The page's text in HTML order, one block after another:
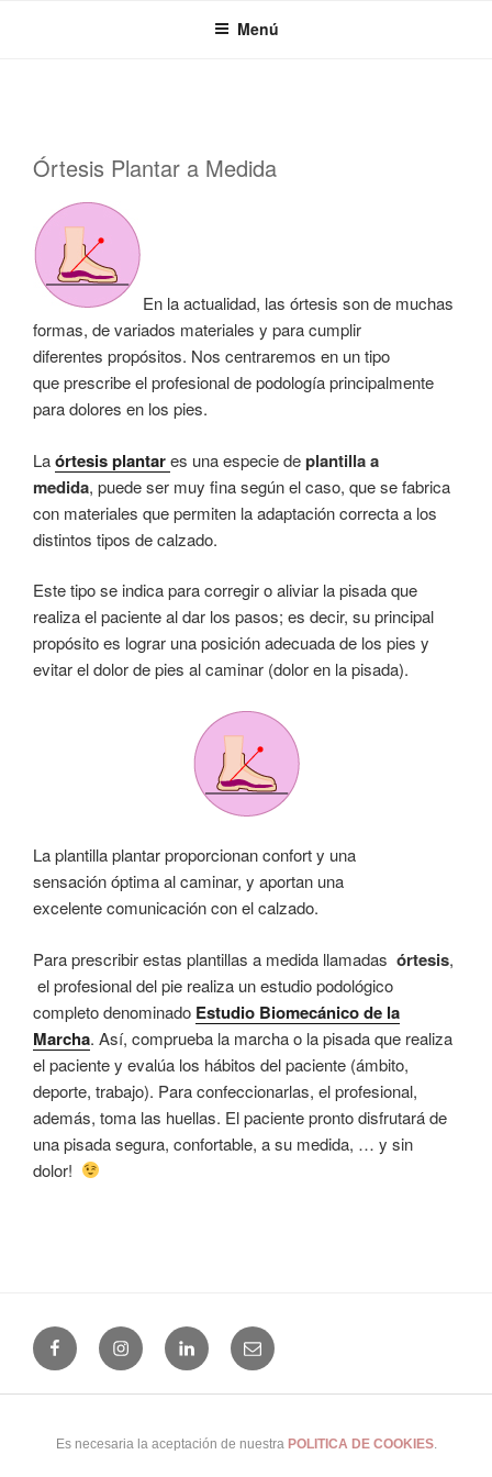
Menú
EL
Órtesis Plantar a Medida
En la actualidad, las órtesis son de muchas
formas, de variados materiales y para cumplir
diferentes propósitos. Nos centraremos en un tipo
que prescribe el profesional de podología principalmente
para dolores en los pies.
Laórtesis plantares una especie deplantilla a
medida, puede ser muy fina según el caso, que se fabrica
con materiales que permiten la adaptación correcta a los
distintos tipos de calzado.
Este tipo se indica para corregir o aliviar la pisada que
realiza el paciente al dar los pasos; es decir, su principal
propósito es lograr una posición adecuada de los pies y
evitar el dolor de pies al caminar (dolor en la pisada).
La plantilla plantar proporcionan confort y una
sensación óptima al caminar, y aportan una
excelente comunicación con el calzado.
Para prescribir estas plantillas a medida llamadas órtesis,
el profesional del pie realiza un estudio podológico
completo denominado Estudio Biomecánico de la
Marcha. Así, comprueba la marcha o la pisada que realiza
el paciente y evalúa los hábitos del paciente (ámbito,
deporte, trabajo). Para confeccionarlas, el profesional,
además, toma las huellas. El paciente pronto disfrutará de
una pisada segura, confortable, a su medida, … y sin
dolor!
FacebookInstagramLinkedinEmail
Buscar...
|
Es necesaria la aceptación de nuestra POLITICA DE COOKIES.